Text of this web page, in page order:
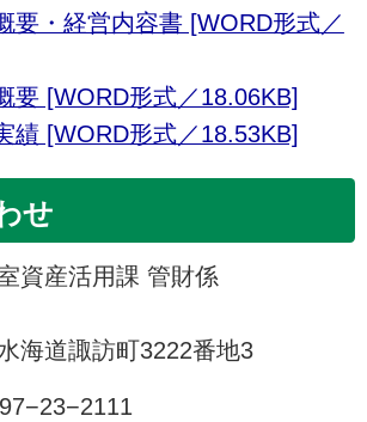
要・経営内容書 [WORD形式／
要 [WORD形式／18.06KB]
績 [WORD形式／18.53KB]
せ
資産活用課 管財係
海道諏訪町3222番地3